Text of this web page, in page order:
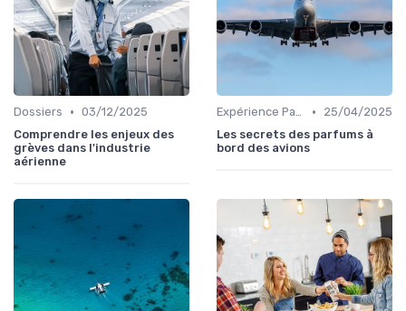
Dossiers • 03/12/2025
Comprendre les enjeux des
grèves dans l'industrie
aérienne
Expérience Passager •
25/04/2025
Les secrets des parfums à
bord des avions